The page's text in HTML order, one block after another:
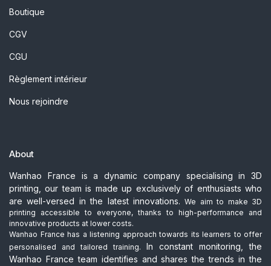
Boutique
CGV
CGU
Règlement intérieur
Nous rejoindre
About
Wanhao France is a dynamic company specialising in 3D
printing, our team is made up exclusively of enthusiasts who
are well-versed in the latest innovations.We aim to make 3D
printing accessible to everyone, thanks to high-performance and
innovative products at lower costs.
Wanhao France has a listening approach towards its learners to offer
personalised and tailored training. In constant monitoring, the
Wanhao France team identifies and shares the trends in the